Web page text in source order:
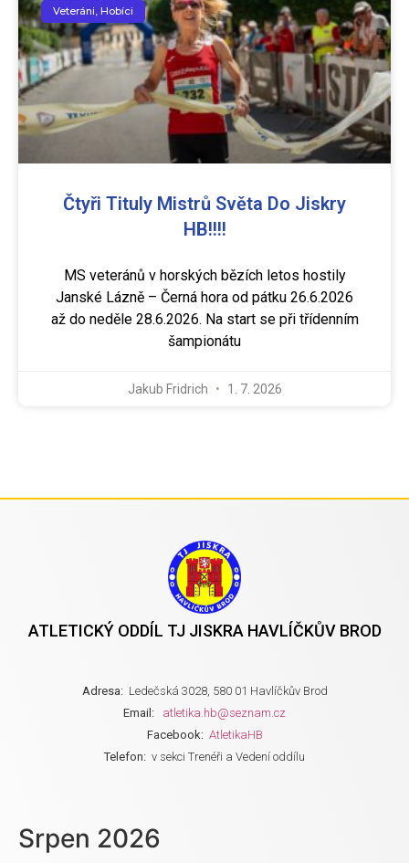
Veteráni, Hobíci
Čtyři Tituly Mistrů Světa Do Jiskry
HB!!!!
MS veteránů v horských bězích letos hostily
Janské Lázně – Černá hora od pátku 26.6.2026
až do neděle 28.6.2026. Na start se při třídenním
šampionátu
Jakub Fridrich 1. 7. 2026
ATLETICKÝ ODDÍL TJ JISKRA HAVLÍČKŮV BROD
Adresa: Ledečská 3028, 580 01 Havlíčkův Brod
Email:
atletika.hb@seznam.cz
Facebook: AtletikaHB
Telefon: v sekci Trenéři a Vedení oddílu
Srpen 2026